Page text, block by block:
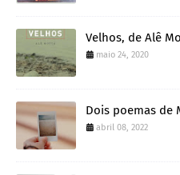
Velhos, de Alê
maio 24, 2020
Dois poemas de
abril 08, 2022